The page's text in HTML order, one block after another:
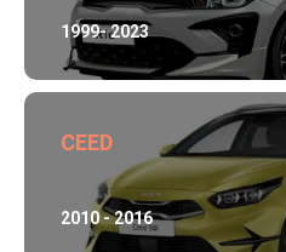
1999- 2023
CEED
2010 - 2016